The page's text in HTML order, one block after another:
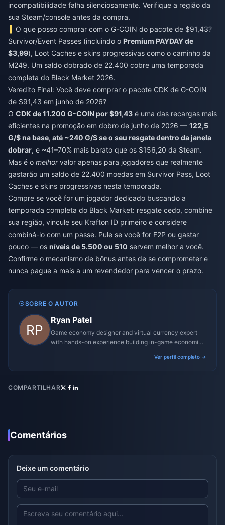
incompatibilidade falha silenciosamente. Verifique a região da
sua Steam/console antes da compra.
O que posso comprar com o G-COIN do pacote de $91,43?
Survivor/Event Passes (incluindo o Premium PAYDAY de
$3,99), Loot Caches e skins progressivas como o caminho da
M249. Um saldo dobrado de 22.400 cobre uma temporada
completa do Black Market 2026.
Veredito Final: Você deve comprar o pacote CDK de G-COIN
de $91,43 em junho de 2026?
O CDK de 11.200 G-COIN por $91,43 é uma das recargas mais
eficientes na promoção em dobro de junho de 2026 — 122,5
G/$ na base, até ~240 G/$ se o seu resgate dentro da janela
dobrar, e ~41–70% mais barato que os $156,20 da Steam.
Mas é o melhorvalor apenas para jogadores que realmente
gastarão um saldo de 22.400 moedas em Survivor Pass, Loot
Caches e skins progressivas nesta temporada.
Compre se você for um jogador dedicado buscando a
temporada completa do Black Market: resgate cedo, combine
sua região, vincule seu Krafton ID primeiro e considere
combiná-lo com um passe. Pule se você for F2P ou gastar
pouco — os níveis de 5.500 ou 510 servem melhor a você.
Confirme o mecanismo de bônus antes de se comprometer e
nunca pague a mais a um revendedor para vencer o prazo.
SOBRE O AUTOR
Ryan Patel
Game economy designer and virtual currency expert
with hands-on experience building in-game economies
Ver perfil completo →
COMPARTILHAR
Comentários
Deixe um comentário